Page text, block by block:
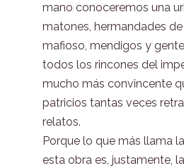
mano conoceremos una
matones, hermandades
mafioso, mendigos y
todos los rincones del
mucho más convincente
patricios tantas veces
relatos.
Porque lo que más llama
esta obra es, justamente,